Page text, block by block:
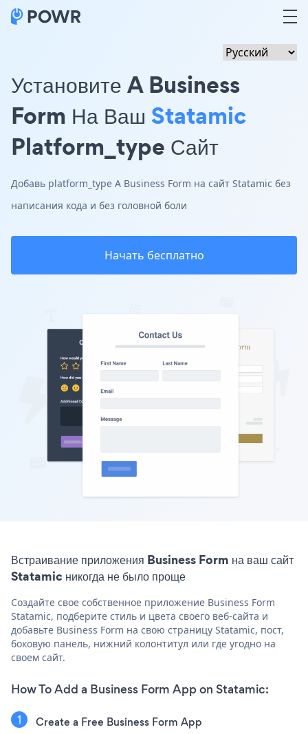
Установите A Business
Form На Ваш Statamic
Platform_type Сайт
Добавь platform_type A Business Form на сайт Statamic без
написания кода и без головной боли
Начать бесплатно
Встраивание приложения Business Form на ваш сайт
Statamic никогда не было проще
Создайте свое собственное приложение Business Form
Statamic, подберите стиль и цвета своего веб-сайта и
добавьте Business Form на свою страницу Statamic, пост,
боковую панель, нижний колонтитул или где угодно на
своем сайт.
How To Add a Business Form App on Statamic:
Create a Free Business Form App